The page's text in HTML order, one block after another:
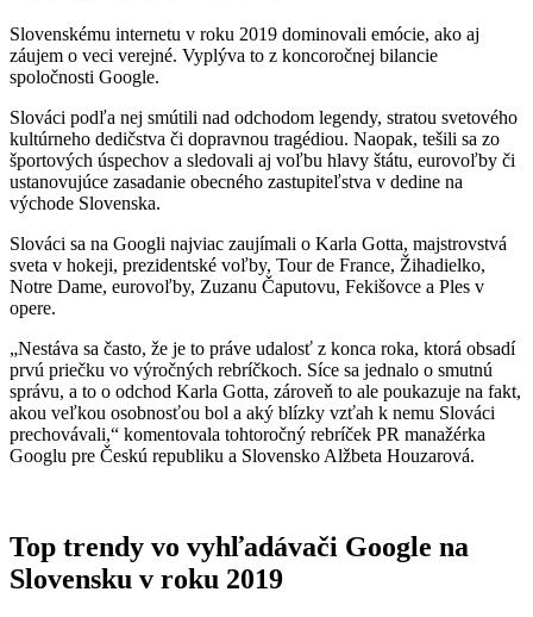
Slovenskému internetu v roku 2019 dominovali emócie, ako aj
záujem o veci verejné. Vyplýva to z koncoročnej bilancie
spoločnosti Google.
Slováci podľa nej smútili nad odchodom legendy, stratou svetového
kultúrneho dedičstva či dopravnou tragédiou. Naopak, tešili sa zo
športových úspechov a sledovali aj voľbu hlavy štátu, eurovoľby či
ustanovujúce zasadanie obecného zastupiteľstva v dedine na
východe Slovenska.
Slováci sa na Googli najviac zaujímali o Karla Gotta, majstrovstvá
sveta v hokeji, prezidentské voľby, Tour de France, Žihadielko,
Notre Dame, eurovoľby, Zuzanu Čaputovu, Fekišovce a Ples v
opere.
„Nestáva sa často, že je to práve udalosť z konca roka, ktorá obsadí
prvú priečku vo výročných rebríčkoch. Síce sa jednalo o smutnú
správu, a to o odchod Karla Gotta, zároveň to ale poukazuje na fakt,
akou veľkou osobnosťou bol a aký blízky vzťah k nemu Slováci
prechovávali,“ komentovala tohtoročný rebríček PR manažérka
Googlu pre Českú republiku a Slovensko Alžbeta Houzarová.
Top trendy vo vyhľadávači Google na
Slovensku v roku 2019